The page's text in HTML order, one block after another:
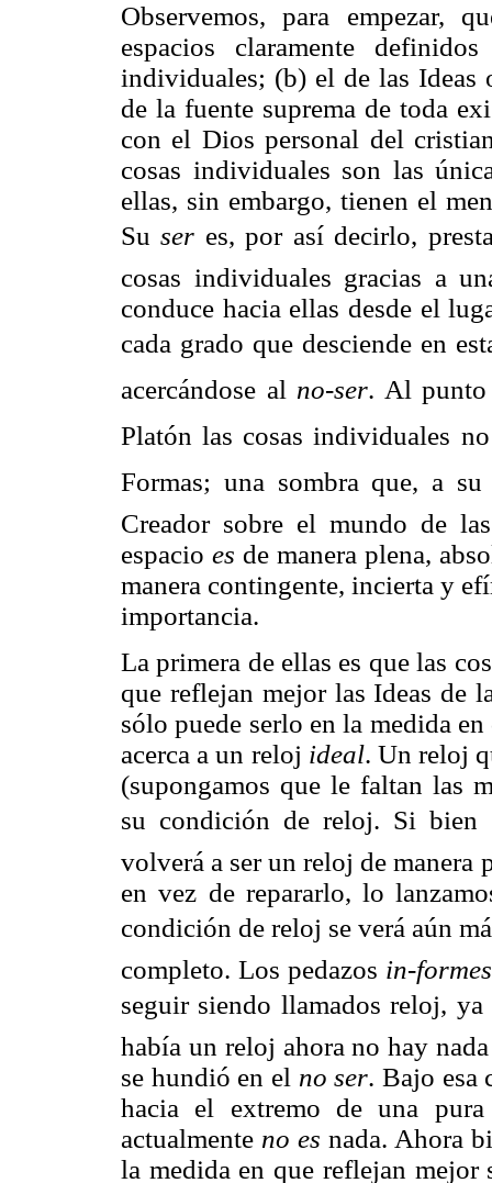
Observemos, para empezar,
espacios claramente
individuales; (b) el de las Ideas
de la fuente suprema de toda
con el Dios personal del
cosas individuales son las
ellas, sin embargo, tienen el
Suser es, por así decirlo,
cosas individuales gracias a
conduce hacia ellas desde el
cada grado que desciende en
acercándose al no-ser. Al punto
Platón las cosas individuales
Formas; una sombra que, a
Creador sobre el mundo de
espacioes de manera plena,
manera contingente, incierta y
importancia.
La primera de ellas es que las
que reflejan mejor las Ideas de
sólo puede serlo en la medida
acerca a un reloj ideal. Un reloj
(supongamos que le faltan las
su condición de reloj. Si
volverá a ser un reloj de manera
en vez de repararlo, lo
condición de reloj se verá aún
completo. Los pedazos in-formes
seguir siendo llamados reloj,
había un reloj ahora no hay
se hundió en el no ser. Bajo esa
hacia el extremo de una
actualmente no es nada. Ahora
la medida en que reflejan mejor